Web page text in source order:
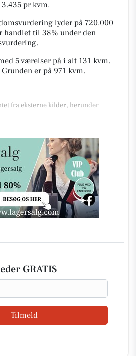
pr kvm.
lyder på 720.000
handlet til 38% under den
5 værelser på i alt 131 kvm.
Grunden er på 971 kvm.
fra eksterne kilder, herunder
GRATIS
Tilmeld